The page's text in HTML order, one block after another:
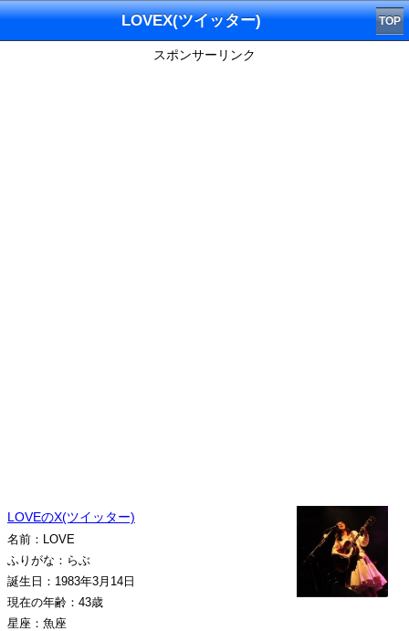
LOVEX(ツイッター) TOP
スポンサーリンク
LOVEのX(ツイッター)
名前：LOVE
ふりがな：らぶ
誕生日：1983年3月14日
現在の年齢：43歳
星座：魚座